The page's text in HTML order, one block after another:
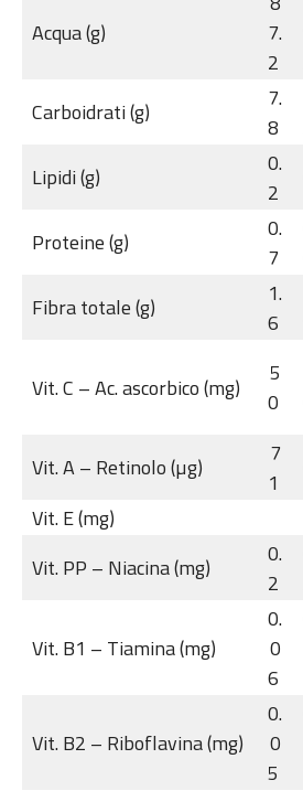
Acqua (g)
7.
2
Carboidrati (g)
7.
8
Lipidi (g)
0.
2
Proteine (g)
0.
7
Fibra totale (g)
1.
6
Vit. C – Ac. ascorbico (mg)
5
0
Vit. A – Retinolo (µg)
7
1
Vit. E (mg)
Vit. PP – Niacina (mg)
0.
2
Vit. B1 – Tiamina (mg)
0.
0
6
Vit. B2 – Riboflavina (mg)
0.
0
5